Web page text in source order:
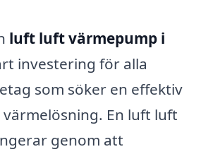
luft luft värmepump i
investering för alla
som söker en effektiv
En luft luft
genom att